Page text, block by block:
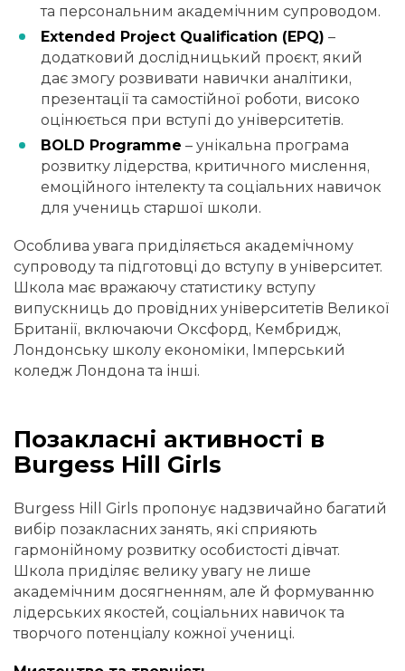
та персональним академічним супроводом.
Extended Project Qualification (EPQ) –
додатковий дослідницький проєкт, який
дає змогу розвивати навички аналітики,
презентації та самостійної роботи, високо
оцінюється при вступі до університетів.
BOLD Programme – унікальна програма
розвитку лідерства, критичного мислення,
емоційного інтелекту та соціальних навичок
для учениць старшої школи.
Особлива увага приділяється академічному
супроводу та підготовці до вступу в університет.
Школа має вражаючу статистику вступу
випускниць до провідних університетів Великої
Британії, включаючи Оксфорд, Кембридж,
Лондонську школу економіки, Імперський
коледж Лондона та інші.
Позакласні активності в
Burgess Hill Girls
Burgess Hill Girls пропонує надзвичайно багатий
вибір позакласних занять, які сприяють
гармонійному розвитку особистості дівчат.
Школа приділяє велику увагу не лише
академічним досягненням, але й формуванню
лідерських якостей, соціальних навичок та
творчого потенціалу кожної учениці.